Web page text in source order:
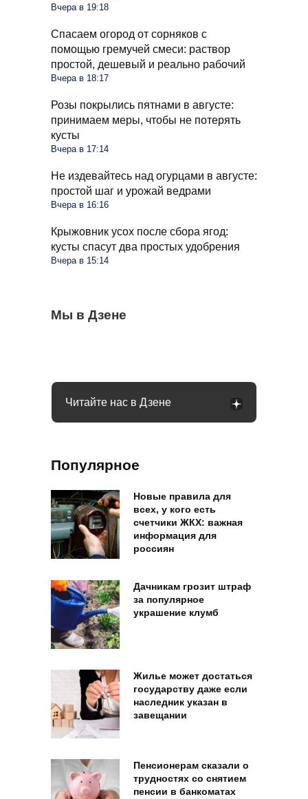
Вчера в 19:18
Спасаем огород от сорняков с
помощью гремучей смеси: раствор
простой, дешевый и реально рабочий
Вчера в 18:17
Розы покрылись пятнами в августе:
принимаем меры, чтобы не потерять
кусты
Вчера в 17:14
Не издевайтесь над огурцами в августе:
простой шаг и урожай ведрами
Вчера в 16:16
Крыжовник усох после сбора ягод:
кусты спасут два простых удобрения
Вчера в 15:14
Мы в Дзене
Стиралка больше не прыгает по полу как
бешеная при отжиме: помог простой
С 1 сентября в РФ меняются правила
Омолаживаем огурцы в августе: урожай
Читайте нас в Дзене
Популярное
Новые правила для
всех, у кого есть
счетчики ЖКХ: важная
информация для
россиян
Дачникам грозит штраф
за популярное
украшение клумб
Жилье может достаться
государству даже если
наследник указан в
завещании
Пенсионерам сказали о
трудностях со снятием
пенсии в банкоматах